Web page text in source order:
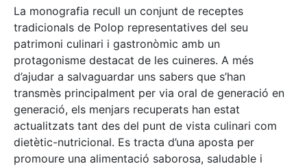
La monografia recull un conjunt de receptes
tradicionals de Polop representatives del seu
patrimoni culinari i gastronòmic amb un
protagonisme destacat de les cuineres. A més
d’ajudar a salvaguardar uns sabers que s’han
transmès principalment per via oral de generació en
generació, els menjars recuperats han estat
actualitzats tant des del punt de vista culinari com
dietètic-nutricional. Es tracta d’una aposta per
promoure una alimentació saborosa, saludable i